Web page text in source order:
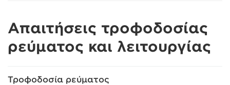
Απαιτήσεις τροφοδοσίας
ρεύματος και λειτουργίας
Τροφοδοσία ρεύματος